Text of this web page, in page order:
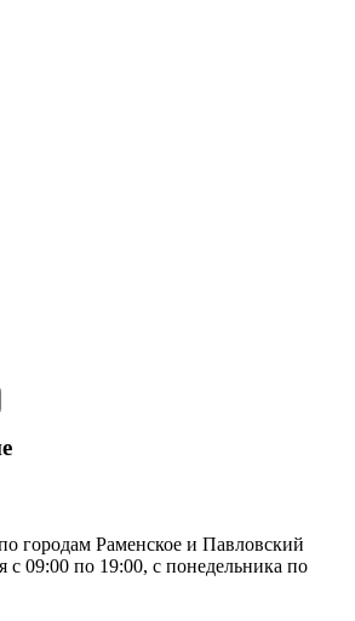
городам Раменское и Павловский
с 09:00 по 19:00, с понедельника по